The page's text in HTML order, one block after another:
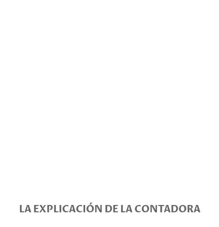
LA EXPLICACIÓN DE LA CONTADORA